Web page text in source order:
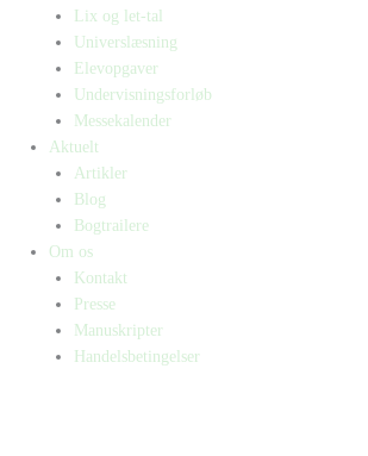
Lix og let-tal
Universlæsning
Elevopgaver
Undervisningsforløb
Messekalender
Aktuelt
Artikler
Blog
Bogtrailere
Om os
Kontakt
Presse
Manuskripter
Handelsbetingelser